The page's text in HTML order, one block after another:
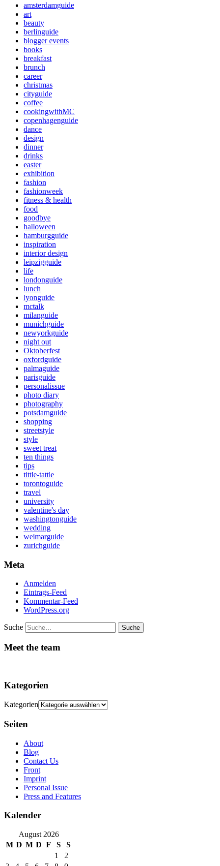
amsterdamguide
art
beauty
berlinguide
blogger events
books
breakfast
brunch
career
christmas
cityguide
coffee
cookingwithMC
copenhagenguide
dance
design
dinner
drinks
easter
exhibition
fashion
fashionweek
fitness & health
food
goodbye
halloween
hamburgguide
inspiration
interior design
leipzigguide
life
londonguide
lunch
lyonguide
mctalk
milanguide
munichguide
newyorkguide
night out
Oktoberfest
oxfordguide
palmaguide
parisguide
personalissue
photo diary
photography
potsdamguide
shopping
streetstyle
style
sweet treat
ten things
tips
tittle-tattle
torontoguide
travel
university
valentine's day
washingtonguide
wedding
weimarguide
zurichguide
Meta
Anmelden
Eintrags-Feed
Kommentar-Feed
WordPress.org
Suche
Meet the team
Kategorien
Kategorien
Seiten
About
Blog
Contact Us
Front
Imprint
Personal Issue
Press and Features
Kalender
August 2026
M D M D F S
S
1
2